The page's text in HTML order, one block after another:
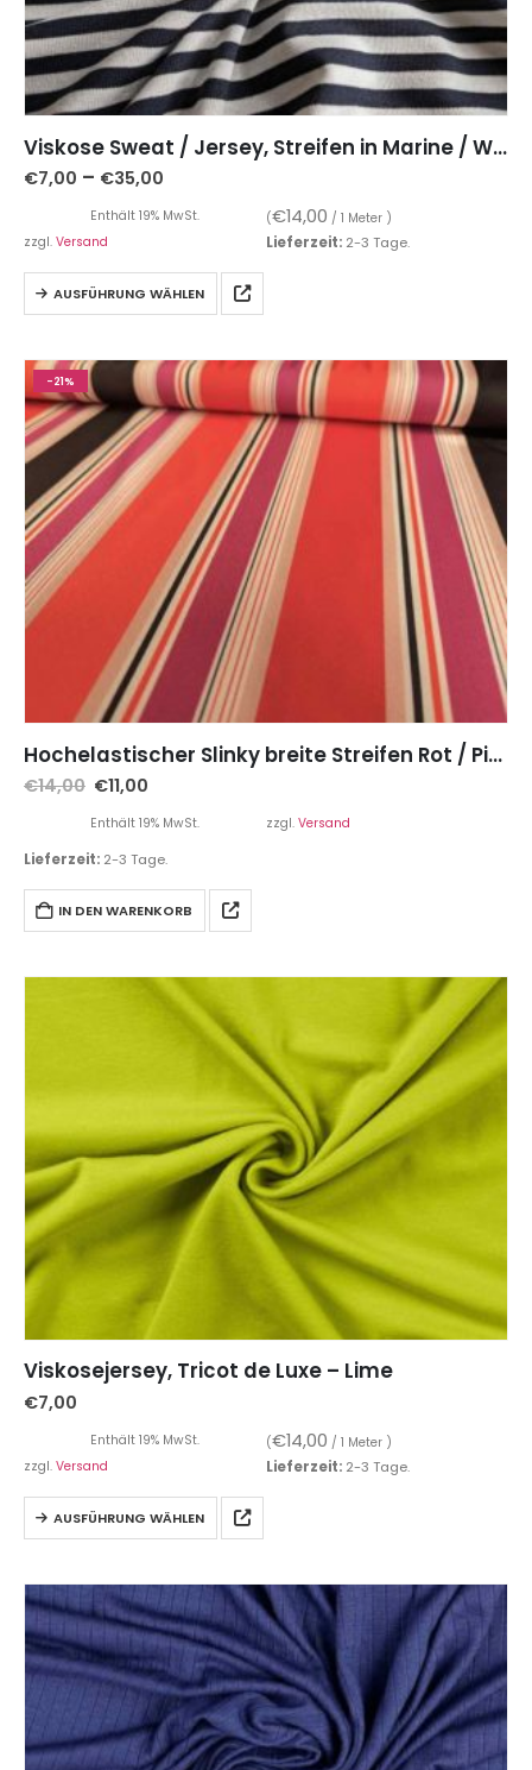
Viskose Sweat / Jersey, Streifen in Marine / Weiß 1 cm breit
€7,00 – €35,00
Enthält 19% MwSt. (€14,00 / 1 Meter )
zzgl. Versand Lieferzeit: 2-3 Tage.
AUSFÜHRUNG WÄHLEN
-21%
Hochelastischer Slinky breite Streifen Rot / Pink / Schwarz – Restposten zum Sonderpreis 0,90 Meter
€14,00 €11,00
Enthält 19% MwSt. zzgl. Versand
Lieferzeit: 2-3 Tage.
IN DEN WARENKORB
Viskosejersey, Tricot de Luxe – Lime
€7,00
Enthält 19% MwSt. (€14,00 / 1 Meter )
zzgl. Versand Lieferzeit: 2-3 Tage.
AUSFÜHRUNG WÄHLEN